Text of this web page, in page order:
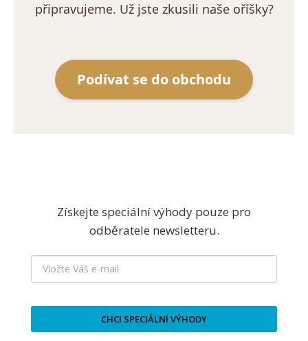
připravujeme. Už jste zkusili naše oříšky?
Podívat se do obchodu
Získejte speciální výhody pouze pro
odběratele newsletteru.
CHCI SPECIÁLNÍ VÝHODY